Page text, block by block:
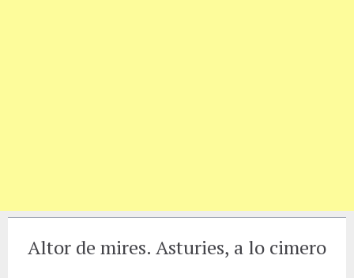
Altor de mires. Asturies, a lo cimero